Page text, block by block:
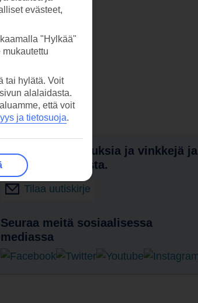
Vastaanota tarjouksia ja vinkkejä ja
tietoja uutuuksista.
Tilaa uutiskirje
Seuraa meitä sosiaalisessa
mediassa
evästeet,
"Hylkää"
tai hylätä. Voit
alalaidasta.
että voit
ja tietosuoja.